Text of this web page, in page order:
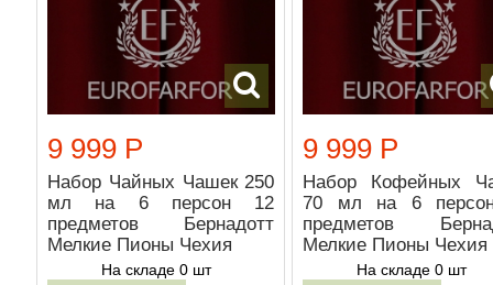
9 999 Р
Набор Чайных Чашек 250
мл на 6 персон 12
предметов Бернадотт
Мелкие Пионы Чехия
На складе 0 шт
9 999 Р
Набор Кофейных
70 мл на 6
предметов
Мелкие Пионы Чехия
На складе 0 шт